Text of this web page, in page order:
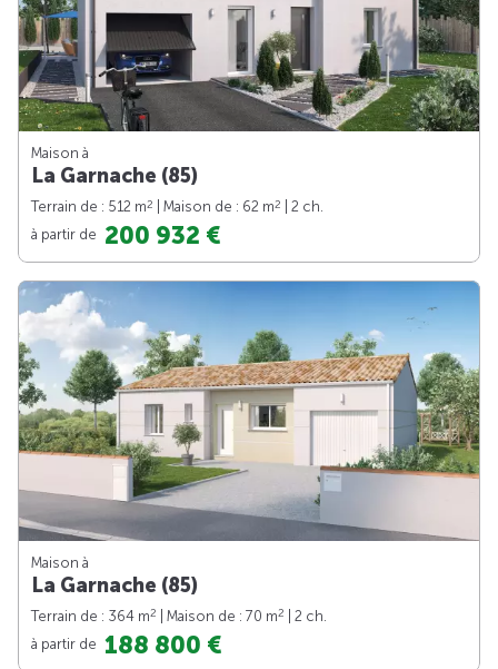
Maison à
La Garnache (85)
Terrain de : 512 m2 | Maison de : 62 m2
| 2 ch.
à partir de 200 932 €
Maison à
La Garnache (85)
Terrain de : 364 m2 | Maison de : 70 m2
| 2 ch.
à partir de 188 800 €